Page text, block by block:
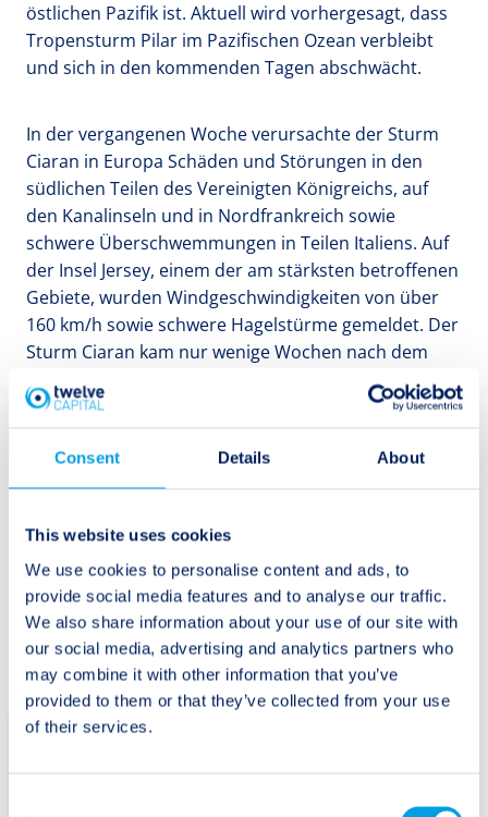
Consent Details About
This website uses cookies
We use cookies to personalise content and ads, to
provide social media features and to analyse our traffic.
We also share information about your use of our site with
our social media, advertising and analytics partners who
may combine it with other information that you’ve
provided to them or that they’ve collected from your use
of their services.
östlichen Pazifik ist. Aktuell wird vorhergesagt, dass
Tropensturm Pilar im Pazifischen Ozean verbleibt
und sich in den kommenden Tagen abschwächt.
In der vergangenen Woche verursachte der Sturm
Ciaran in Europa Schäden und Störungen in den
südlichen Teilen des Vereinigten Königreichs, auf
den Kanalinseln und in Nordfrankreich sowie
schwere Überschwemmungen in Teilen Italiens. Auf
der Insel Jersey, einem der am stärksten betroffenen
Gebiete, wurden Windgeschwindigkeiten von über
160 km/h sowie schwere Hagelstürme gemeldet. Der
Sturm Ciaran kam nur wenige Wochen nach dem
Sturm Babet, der ebenfalls das Vereinigte Königreich
und Teile Nordeuropas heimsuchte.
relevante neue Grossereignisse gesondert